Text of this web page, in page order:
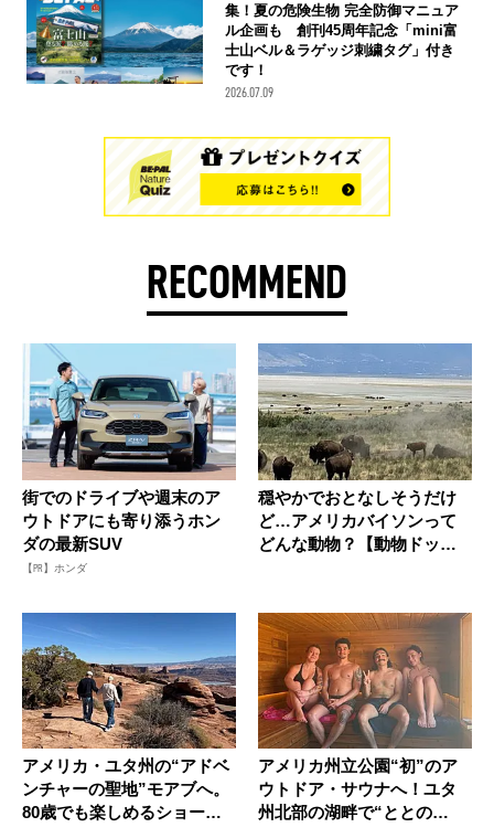
集！夏の危険生物 完全防御マニュア
ル企画も 創刊45周年記念「mini富
士山ベル＆ラゲッジ刺繍タグ」付き
です！
2026.07.09
RECOMMEND
街でのドライブや週末のア
ウトドアにも寄り添うホン
ダの最新SUV
【PR】ホンダ
穏やかでおとなしそうだけ
ど…アメリカバイソンって
どんな動物？【動物ドッキ
アメリカ・ユタ州の“アドベ
ンチャーの聖地”モアブへ。
80歳でも楽しめるショート
アメリカ州立公園“初”のア
ウトドア・サウナへ！ユタ
州北部の湖畔で“ととの